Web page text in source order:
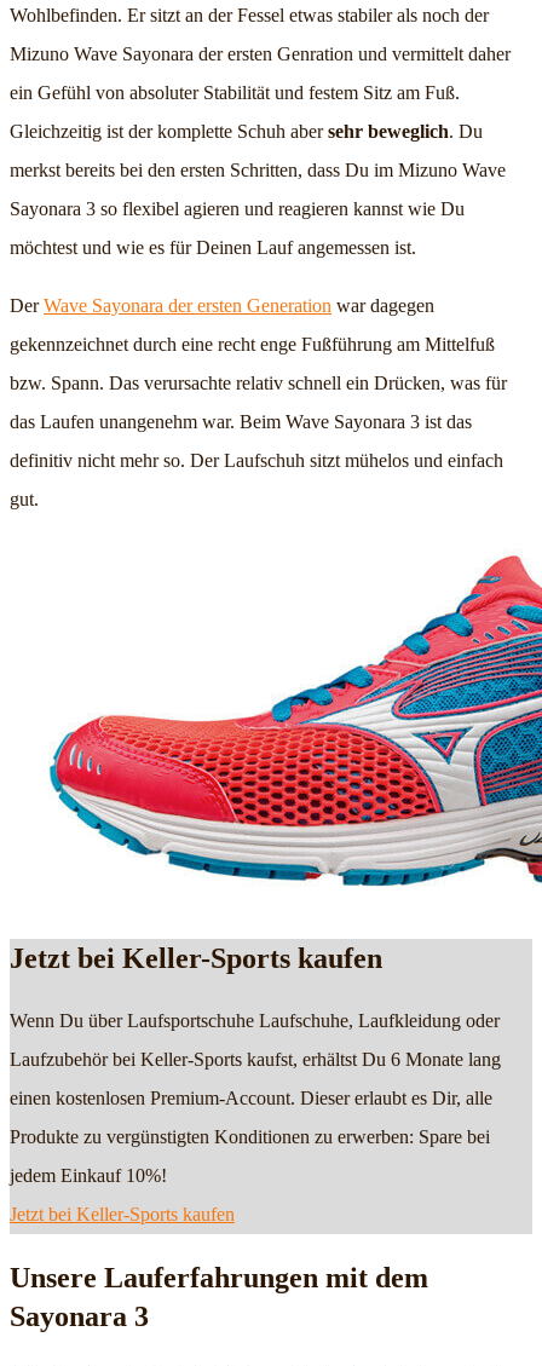
Wohlbefinden. Er sitzt an der Fessel etwas stabiler als noch der
Mizuno Wave Sayonara der ersten Genration und vermittelt daher
ein Gefühl von absoluter Stabilität und festem Sitz am Fuß.
Gleichzeitig ist der komplette Schuh abersehr beweglich. Du
merkst bereits bei den ersten Schritten, dass Du im Mizuno Wave
Sayonara 3 so flexibel agieren und reagieren kannst wie Du
möchtest und wie es für Deinen Lauf angemessen ist.
DerWave Sayonara der ersten Generation war dagegen
gekennzeichnet durch eine recht enge Fußführung am Mittelfuß
bzw. Spann. Das verursachte relativ schnell ein Drücken, was für
das Laufen unangenehm war. Beim Wave Sayonara 3 ist das
definitiv nicht mehr so. Der Laufschuh sitzt mühelos und einfach
gut.
Jetzt bei Keller-Sports kaufen
Wenn Du über Laufsportschuhe Laufschuhe, Laufkleidung oder
Laufzubehör bei Keller-Sports kaufst, erhältst Du 6 Monate lang
einen kostenlosen Premium-Account. Dieser erlaubt es Dir, alle
Produkte zu vergünstigten Konditionen zu erwerben: Spare bei
jedem Einkauf 10%!
Jetzt bei Keller-Sports kaufen
Unsere Lauferfahrungen mit dem
Sayonara 3